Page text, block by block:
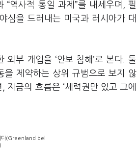
“역사적 통일 과제”를 내세우며, 필
심을 드러내는 미국과 러시아가 대
부 개입을 ‘안보 침해’로 본다. 둘
을 제약하는 상위 규범으로 보지 않
지금의 흐름은 ‘세력권만 있고 그에
다(Greenland bel